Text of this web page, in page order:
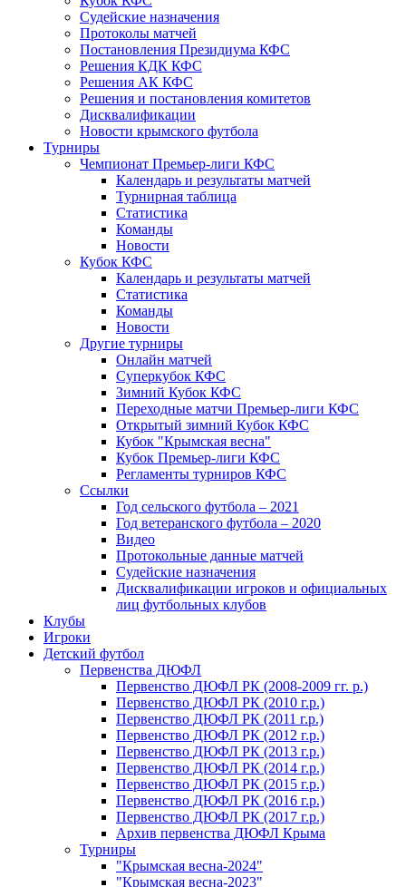
Судейские назначения
Протоколы матчей
Постановления Президиума КФС
Решения КДК КФС
Решения АК КФС
Решения и постановления комитетов
Дисквалификации
Новости крымского футбола
Турниры
Чемпионат Премьер-лиги КФС
Календарь и результаты матчей
Турнирная таблица
Статистика
Команды
Новости
Кубок КФС
Календарь и результаты матчей
Статистика
Команды
Новости
Другие турниры
Онлайн матчей
Суперкубок КФС
Зимний Кубок КФС
Переходные матчи Премьер-лиги КФС
Открытый зимний Кубок КФС
Кубок "Крымская весна"
Кубок Премьер-лиги КФС
Регламенты турниров КФС
Ссылки
Год сельского футбола – 2021
Год ветеранского футбола – 2020
Видео
Протокольные данные матчей
Судейские назначения
Дисквалификации игроков и официальных
лиц футбольных клубов
Клубы
Игроки
Детский футбол
Первенства ДЮФЛ
Первенство ДЮФЛ РК (2008-2009 гг. р.)
Первенство ДЮФЛ РК (2010 г.р.)
Первенство ДЮФЛ РК (2011 г.р.)
Первенство ДЮФЛ РК (2012 г.р.)
Первенство ДЮФЛ РК (2013 г.р.)
Первенство ДЮФЛ РК (2014 г.р.)
Первенство ДЮФЛ РК (2015 г.р.)
Первенство ДЮФЛ РК (2016 г.р.)
Первенство ДЮФЛ РК (2017 г.р.)
Архив первенства ДЮФЛ Крыма
Турниры
"Крымская весна-2024"
"Крымская весна-2023"